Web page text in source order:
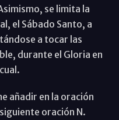
se limita la
el Sábado Santo, a
a tocar las
durante el Gloria en
añadir en la oración
oración N.